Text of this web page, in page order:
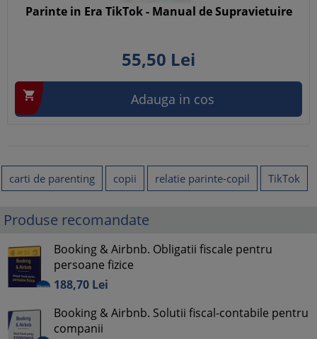
Parinte in Era TikTok - Manual de Supravietuire
55,50 Lei
 Adauga in cos
carti de parenting copii relatie parinte-copil TikTok
Produse recomandate
Booking & Airbnb. Obligatii fiscale pentru
persoane fizice
188,70 Lei
Booking & Airbnb. Solutii fiscal-contabile pentru
companii